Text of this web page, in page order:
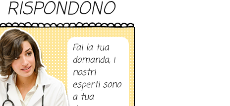
RISPONDONO
Fai la tua
domanda, i
nostri
esperti sono
a tua